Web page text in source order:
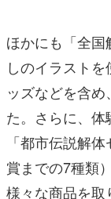
ほかにも「全
しのイラスト
ッズなどを含
た。さらに、
「都市伝説解
賞までの7種類
様々な商品を